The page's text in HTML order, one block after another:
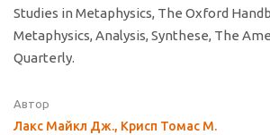
Studies in Metaphysics, The Oxford
Metaphysics, Analysis, Synthese, The
Quarterly.
Автор
Лакс Майкл Дж., Крисп Томас М.